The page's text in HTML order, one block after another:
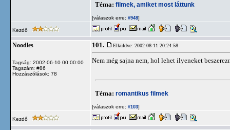
Téma: filmek, amiket most láttunk
[válaszok erre: #948]
Kezdő
Noodles
Tagság: 2002-06-10 00:00:00
Tagszám: #86
Hozzászólások: 78
101. Elküldve: 2002-08-11 20:24:58
Nem még sajna nem, hol lehet ilyeneket
Téma: romantikus filmek
[válaszok erre: #103]
Kezdő